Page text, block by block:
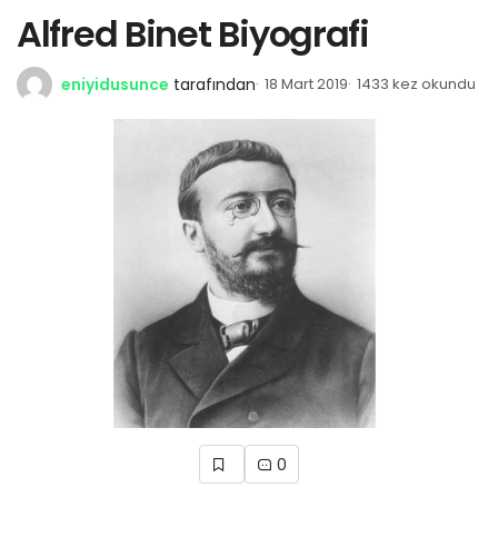
Alfred Binet Biyografi
eniyidusunce tarafından 18 Mart 2019 1433 kez okundu
0